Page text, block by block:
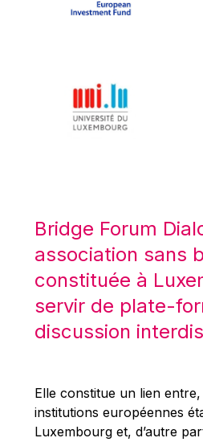
Lars Heikensten
Lucas Papademos
Máire Geoghegan-
Mario Centeno
Mario Monti
Maroš ŠEFČOVIČ
Martin Bailey
Martine Reicherts
Michael Sohlman
Michel Goedert
Bridge Forum
association sans
constituée à
servir de plate-
discussion
Elle constitue un lien entre,
institutions européennes
Luxembourg et, d’autre